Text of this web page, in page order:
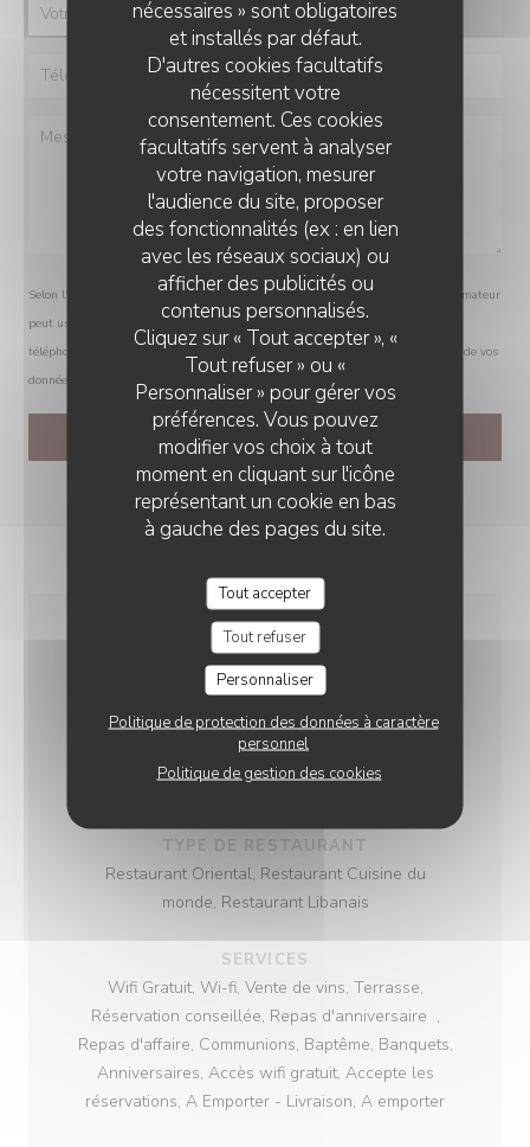
nécessaires » sont obligatoires
et installés par défaut.
D'autres cookies facultatifs
nécessitent votre
consentement. Ces cookies
facultatifs servent à analyser
votre navigation, mesurer
l'audience du site, proposer
des fonctionnalités (ex : en lien
avec les réseaux sociaux) ou
afficher des publicités ou
contenus personnalisés.
Cliquez sur « Tout accepter », «
Tout refuser » ou «
Personnaliser » pour gérer vos
préférences. Vous pouvez
modifier vos choix à tout
moment en cliquant sur l'icône
représentant un cookie en bas
à gauche des pages du site.
Tout accepter
Tout refuser
Personnaliser
Politique de protection des données à caractère
personnel
Politique de gestion des cookies
Selon l'article L.223-2 du code de la consommation, il est rappelé que le consommateur
peut user de son droit à s'inscrire sur la liste d'opposition au démarchage
téléphonique Bloctel :
bloctel.gouv.fr
. Pour plus d'informations sur le traitement de vos
données, consultez notre
politique de confidentialité
INFOS PRATIQUES
CUISINE
Végétaliennne, Végétarienne, Libanaise, Hallal,
Cuisine Familiale , Cuisine du Monde
TYPE DE RESTAURANT
Restaurant Oriental, Restaurant Cuisine du
monde, Restaurant Libanais
SERVICES
Wifi Gratuit, Wi-fi, Vente de vins, Terrasse,
Réservation conseillée, Repas d'anniversaire ,
Repas d'affaire, Communions, Baptême, Banquets,
Anniversaires, Accès wifi gratuit, Accepte les
réservations, A Emporter - Livraison, A emporter